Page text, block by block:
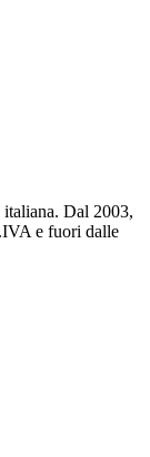
italiana. Dal 2003,
e fuori dalle